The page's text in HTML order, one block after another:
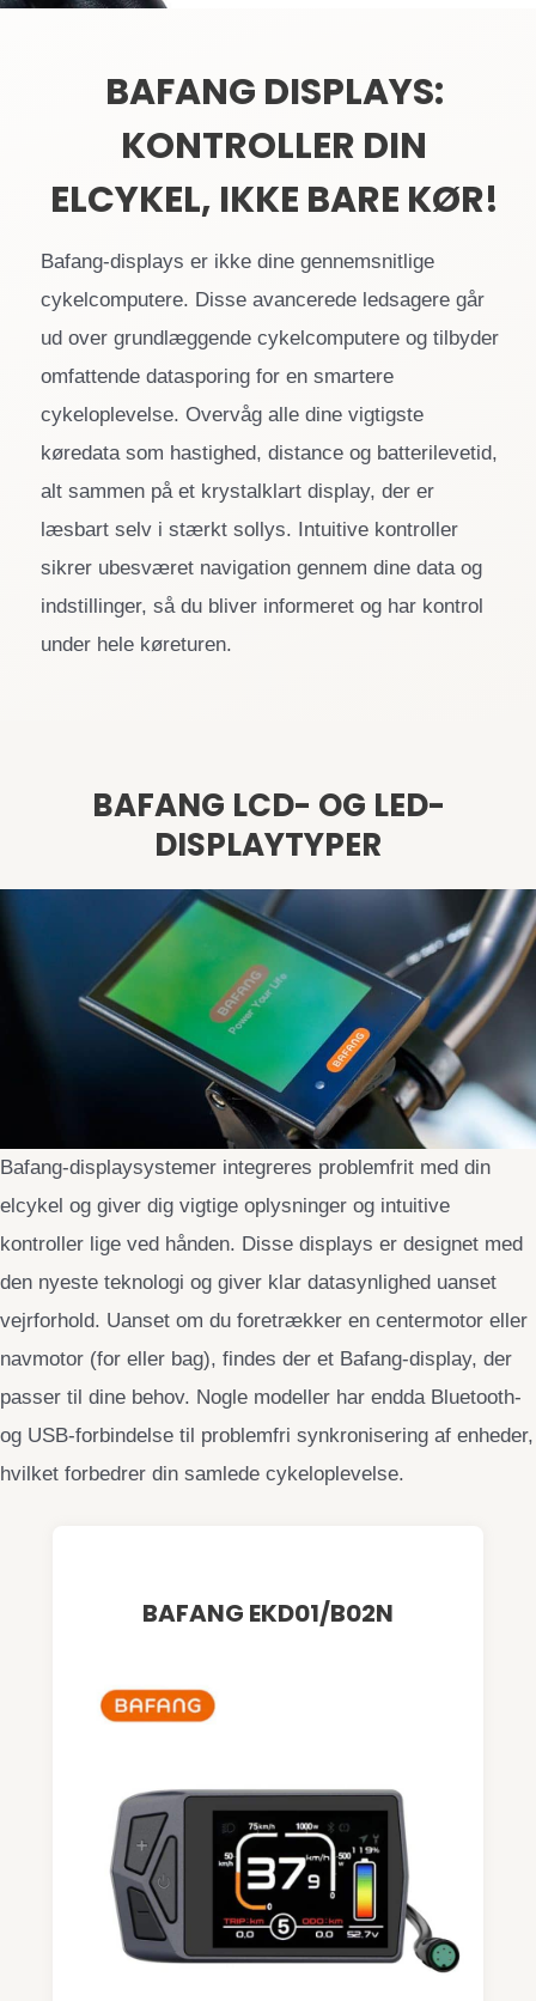
BAFANG DISPLAYS:
KONTROLLER DIN
ELCYKEL, IKKE BARE KØR!
Bafang-displays er ikke dine gennemsnitlige
cykelcomputere. Disse avancerede ledsagere går
ud over grundlæggende cykelcomputere og tilbyder
omfattende datasporing for en smartere
cykeloplevelse. Overvåg alle dine vigtigste
køredata som hastighed, distance og batterilevetid,
alt sammen på et krystalklart display, der er
læsbart selv i stærkt sollys. Intuitive kontroller
sikrer ubesværet navigation gennem dine data og
indstillinger, så du bliver informeret og har kontrol
under hele køreturen.
BAFANG LCD- OG LED-
DISPLAYTYPER
Bafang-displaysystemer integreres problemfrit med din
elcykel og giver dig vigtige oplysninger og intuitive
kontroller lige ved hånden. Disse displays er designet med
den nyeste teknologi og giver klar datasynlighed uanset
vejrforhold. Uanset om du foretrækker en centermotor eller
navmotor (for eller bag), findes der et Bafang-display, der
passer til dine behov. Nogle modeller har endda Bluetooth-
og USB-forbindelse til problemfri synkronisering af enheder,
hvilket forbedrer din samlede cykeloplevelse.
BAFANG EKD01/B02N